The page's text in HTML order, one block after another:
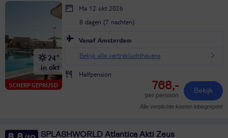
SCHERP GEPRIJSD
24°
in okt
Ma 12 okt 2026
8 dagen (7 nachten)
Vanaf Amsterdam
Bekijk alle vertrekluchthavens
Halfpension
768,-
per persoon
Bekijk
Alle verplichte kosten inbegrepen!
SPLASHWORLD Atlantica Akti Zeus